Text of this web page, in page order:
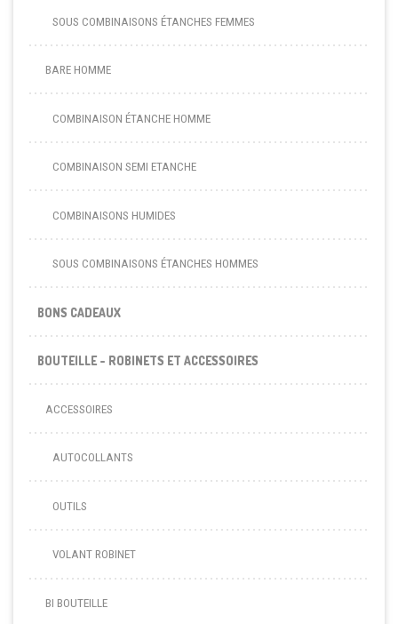
SOUS COMBINAISONS ÉTANCHES FEMMES
BARE HOMME
COMBINAISON ÉTANCHE HOMME
COMBINAISON SEMI ETANCHE
COMBINAISONS HUMIDES
SOUS COMBINAISONS ÉTANCHES HOMMES
BONS CADEAUX
BOUTEILLE - ROBINETS ET ACCESSOIRES
ACCESSOIRES
AUTOCOLLANTS
OUTILS
VOLANT ROBINET
BI BOUTEILLE